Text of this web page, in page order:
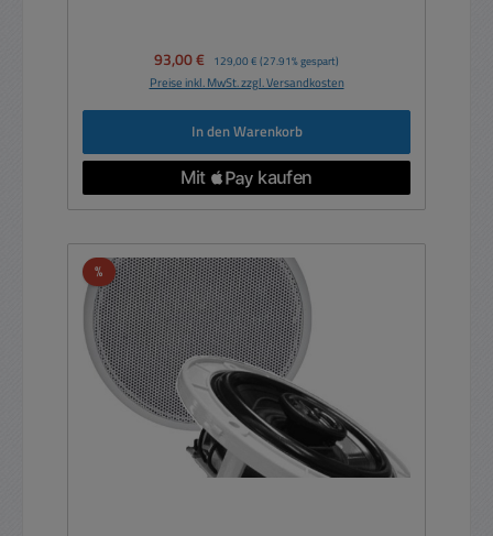
Verkaufspreis:
93,00 € Regulärer Preis:
129,00 € (27.91% gespart)
Preise inkl. MwSt. zzgl. Versandkosten
In den Warenkorb
%Rabatt